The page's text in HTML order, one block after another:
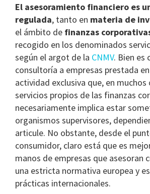
El asesoramiento financiero es
regulada, tanto en materia de
el ámbito de finanzas
recogido en los denominados
según el argot de la CNMV. Bien es
consultoría a empresas prestada
actividad exclusiva que, en muchos
servicios propios de las finanzas
necesariamente implica estar
organismos supervisores,
articule. No obstante, desde el
consumidor, claro está que es
manos de empresas que asesoran
una estricta normativa europea y
prácticas internacionales.